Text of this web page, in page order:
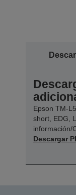
Epson TM-
short, EDG,
información/
Descargar